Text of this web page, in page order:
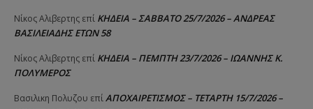
Νίκος Αλιβερτης επί ΚΗΔΕΙΑ – ΣΑΒΒΑΤΟ 25/7/2026 – ΑΝΔΡΕΑΣ
ΒΑΣΙΛΕΙΑΔΗΣ ΕΤΩΝ 58
Νίκος Αλιβερτης επί ΚΗΔΕΙΑ – ΠΕΜΠΤΗ 23/7/2026 – ΙΩΑΝΝΗΣ Κ.
ΠΟΛΥΜΕΡΟΣ
Βασιλικη Πολυζου επίΑΠΟΧΑΙΡΕΤΙΣΜΟΣ – ΤΕΤΑΡΤΗ 15/7/2026 –